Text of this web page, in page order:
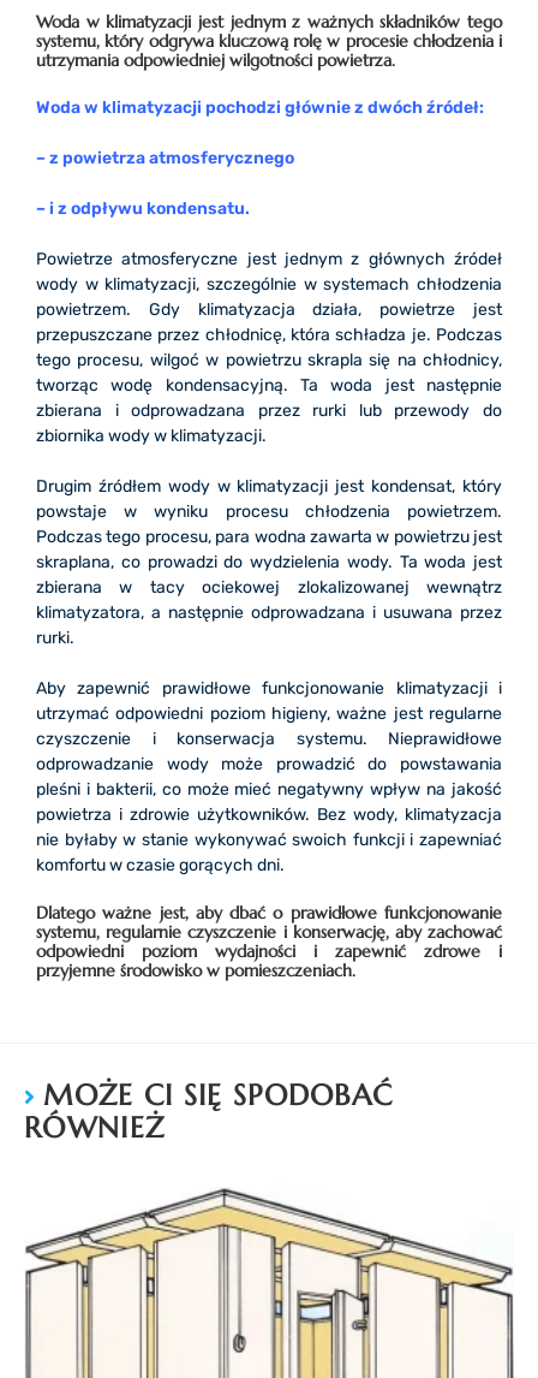
Woda w klimatyzacji jest jednym z ważnych składników tego
systemu, który odgrywa kluczową rolę w procesie chłodzenia i
utrzymania odpowiedniej wilgotności powietrza.
Woda w klimatyzacji pochodzi głównie z dwóch źródeł:
– z powietrza atmosferycznego
– i z odpływu kondensatu.
Powietrze atmosferyczne jest jednym z głównych źródeł
wody w klimatyzacji, szczególnie w systemach chłodzenia
powietrzem. Gdy klimatyzacja działa, powietrze jest
przepuszczane przez chłodnicę, która schładza je. Podczas
tego procesu, wilgoć w powietrzu skrapla się na chłodnicy,
tworząc wodę kondensacyjną. Ta woda jest następnie
zbierana i odprowadzana przez rurki lub przewody do
zbiornika wody w klimatyzacji.
Drugim źródłem wody w klimatyzacji jest kondensat, który
powstaje w wyniku procesu chłodzenia powietrzem.
Podczas tego procesu, para wodna zawarta w powietrzu jest
skraplana, co prowadzi do wydzielenia wody. Ta woda jest
zbierana w tacy ociekowej zlokalizowanej wewnątrz
klimatyzatora, a następnie odprowadzana i usuwana przez
rurki.
Aby zapewnić prawidłowe funkcjonowanie klimatyzacji i
utrzymać odpowiedni poziom higieny, ważne jest regularne
czyszczenie i konserwacja systemu. Nieprawidłowe
odprowadzanie wody może prowadzić do powstawania
pleśni i bakterii, co może mieć negatywny wpływ na jakość
powietrza i zdrowie użytkowników. Bez wody, klimatyzacja
nie byłaby w stanie wykonywać swoich funkcji i zapewniać
komfortu w czasie gorących dni.
Dlatego ważne jest, aby dbać o prawidłowe funkcjonowanie
systemu, regularnie czyszczenie i konserwację, aby zachować
odpowiedni poziom wydajności i zapewnić zdrowe i
przyjemne środowisko w pomieszczeniach.
MOŻE CI SIĘ SPODOBAĆ
RÓWNIEŻ